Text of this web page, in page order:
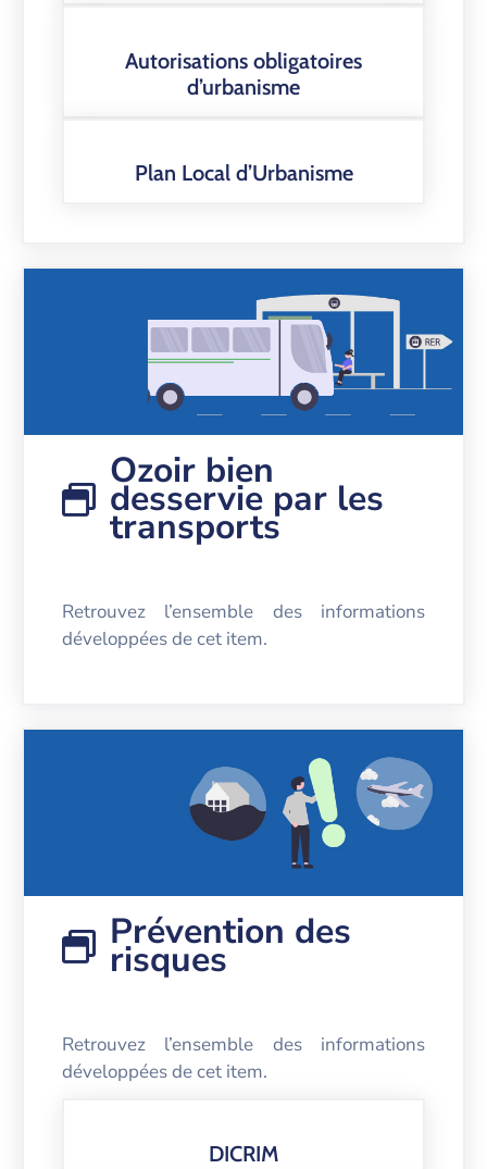
Autorisations obligatoires
d’urbanisme
Plan Local d’Urbanisme
Ozoir bien
desservie par les
transports
Retrouvez l’ensemble des informations
développées de cet item.
Prévention des
risques
Retrouvez l’ensemble des informations
développées de cet item.
DICRIM